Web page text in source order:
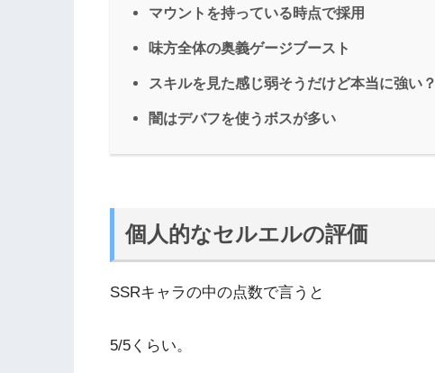
マウントを持っている時点で採用
味方全体の奥義ゲージブースト
スキルを見た感じ弱そうだけど本当に強い？
闇はデバフを使うボスが多い
個人的なセルエルの評価
SSRキャラの中の点数で言うと
5/5くらい。